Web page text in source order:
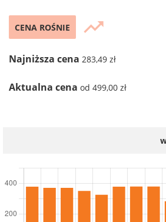
CENA ROŚNIE trending_up
Najniższa cena 283,49 zł
Aktualna cena od 499,00 zł